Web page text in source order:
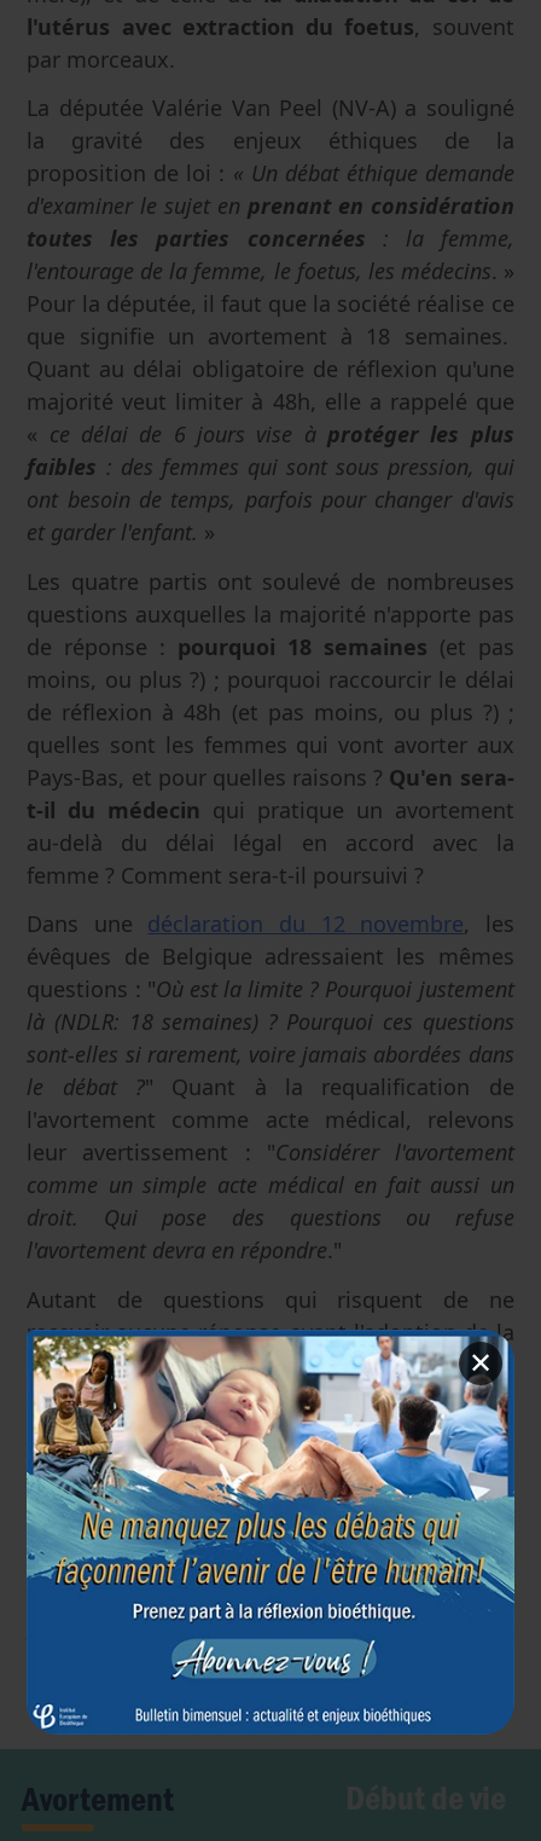
l'utérus avec extraction du foetus, souvent
par morceaux.
La députée Valérie Van Peel (NV-A) a souligné
la gravité des enjeux éthiques de la
proposition de loi : « Un débat éthique demande
d'examiner le sujet en prenant en considération
toutes les parties concernées : la femme,
l'entourage de la femme, le foetus, les médecins. »
Pour la députée, il faut que la société réalise ce
que signifie un avortement à 18 semaines.
Quant au délai obligatoire de réflexion qu'une
majorité veut limiter à 48h, elle a rappelé que
« ce délai de 6 jours vise à protéger les plus
faibles : des femmes qui sont sous pression, qui
ont besoin de temps, parfois pour changer d'avis
et garder l'enfant. »
Les quatre partis ont soulevé de nombreuses
questions auxquelles la majorité n'apporte pas
de réponse : pourquoi 18 semaines (et pas
moins, ou plus ?) ; pourquoi raccourcir le délai
de réflexion à 48h (et pas moins, ou plus ?) ;
quelles sont les femmes qui vont avorter aux
Pays-Bas, et pour quelles raisons ? Qu'en sera-
t-il du médecin qui pratique un avortement
au-delà du délai légal en accord avec la
femme ? Comment sera-t-il poursuivi ?
Dans une déclaration du 12 novembre, les
évêques de Belgique adressaient les mêmes
questions : "Où est la limite ? Pourquoi justement
là (NDLR: 18 semaines) ? Pourquoi ces questions
sont-elles si rarement, voire jamais abordées dans
le débat ?" Quant à la requalification de
l'avortement comme acte médical, relevons
leur avertissement : "Considérer l'avortement
comme un simple acte médical en fait aussi un
droit. Qui pose des questions ou refuse
l'avortement devra en répondre."
Autant de questions qui risquent de ne
recevoir aucune réponse avant l'adoption de la
loi par une majorité pressée d'en finir.
Institut Européen de Bioéthique
20 novembre 2019
Article précédent
Article suivant
✕
Avortement Début de vie